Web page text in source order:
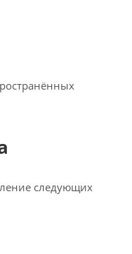
следующих